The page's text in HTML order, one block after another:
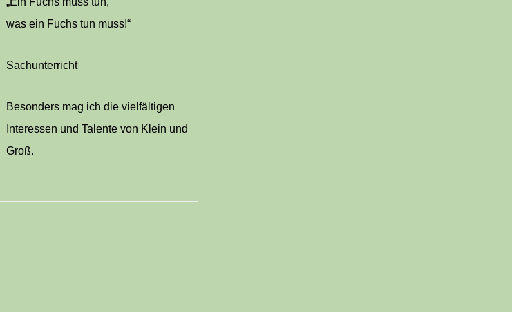
was ein Fuchs tun muss!“
Sachunterricht
Besonders mag ich die vielfältigen
Interessen und Talente von Klein und
Groß.